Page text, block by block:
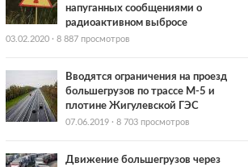
напуганных сообщениями о
радиоактивном выбросе
03.02.2020 · 8 887 просмотров
Вводятся ограничения на проезд
большегрузов по трассе М-5 и
плотине Жигулевской ГЭС
07.06.2019 · 8 703 просмотров
Движение большегрузов через